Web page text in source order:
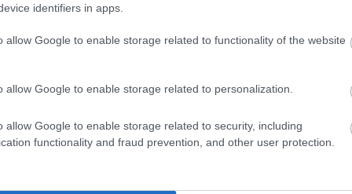
identifiers in apps.
allow Google to enable storage related to functionality of the website
allow Google to enable storage related to personalization.
allow Google to enable storage related to security, including
functionality and fraud prevention, and other user protection.
2025. 10. 10.|Kultúrpart
amely több mint száz év magyar zenetörténetét sűríti –
Bartóktól és Huszkától a Szörényi-Bródy fémjelezte